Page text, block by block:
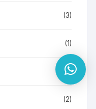
(3)
(1)
(7)
(2)